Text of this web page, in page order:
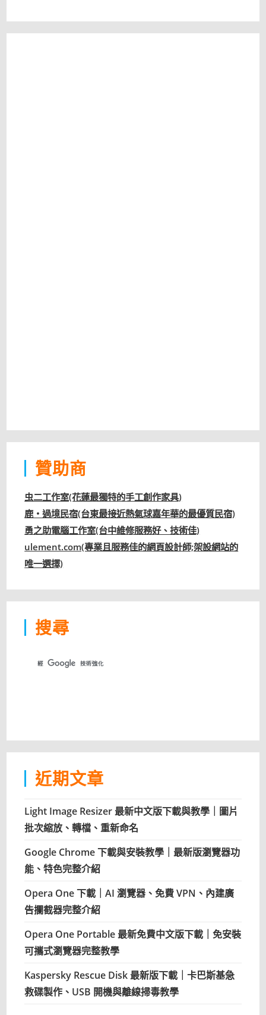
贊助商
虫二工作室(花蓮最獨特的手工創作家具)
鹿‧過境民宿(台東最接近熱氣球嘉年華的最優質民宿)
勇之助電腦工作室(台中維修服務好、技術佳)
ulement.com(專業且服務佳的網頁設計師;架設網站的
唯一選擇)
搜尋
近期文章
Light Image Resizer 最新中文版下載與教學｜圖片
批次縮放、轉檔、重新命名
Google Chrome 下載與安裝教學｜最新版瀏覽器功
能、特色完整介紹
Opera One 下載｜AI 瀏覽器、免費 VPN、內建廣
告攔截器完整介紹
Opera One Portable 最新免費中文版下載｜免安裝
可攜式瀏覽器完整教學
Kaspersky Rescue Disk 最新版下載｜卡巴斯基急
救碟製作、USB 開機與離線掃毒教學